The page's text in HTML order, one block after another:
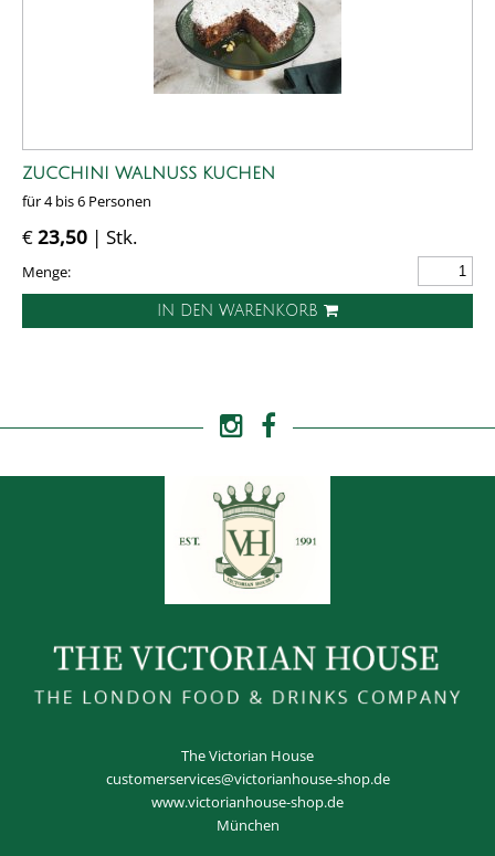
ZUCCHINI WALNUSS KUCHEN
für 4 bis 6 Personen
€23,50 | Stk.
Menge:
IN DEN WARENKORB
The Victorian House
customerservices@victorianhouse-shop.de
www.victorianhouse-shop.de
München